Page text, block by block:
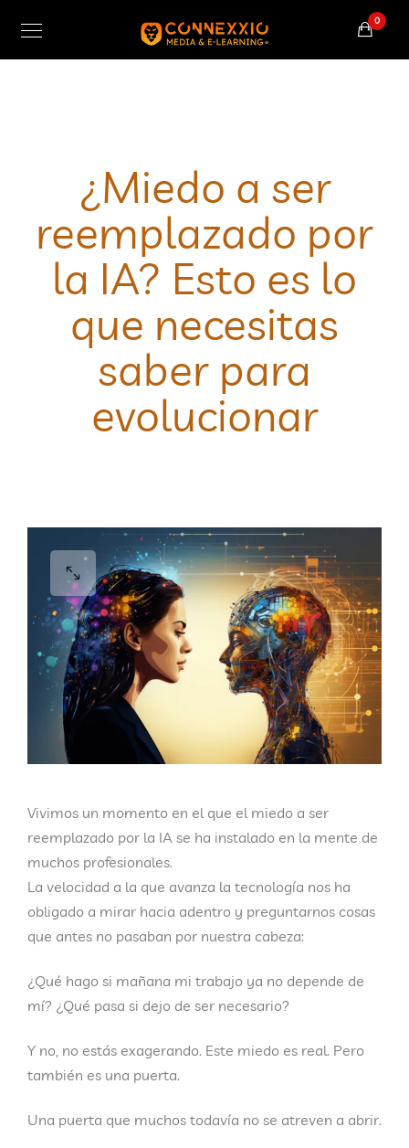
0
¿Miedo a ser
reemplazado por
la IA? Esto es lo
que necesitas
saber para
evolucionar
Vivimos un momento en el que el miedo a ser
reemplazado por la IA se ha instalado en la mente de
muchos profesionales.
La velocidad a la que avanza la tecnología nos ha
obligado a mirar hacia adentro y preguntarnos cosas
que antes no pasaban por nuestra cabeza:
¿Qué hago si mañana mi trabajo ya no depende de
mí? ¿Qué pasa si dejo de ser necesario?
Y no, no estás exagerando. Este miedo es real. Pero
también es una puerta.
Una puerta que muchos todavía no se atreven a abrir.